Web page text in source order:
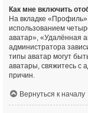
Как мне включить
На вкладке
использованием
аватар», «Удалённая
администратора
типы аватар могут
аватары, свяжитесь с
причин.
Вернуться к началу